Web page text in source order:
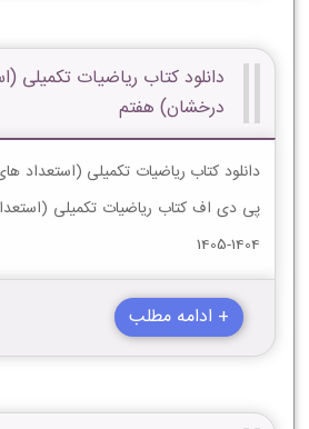
دانلود کتاب ریاضیات تکمیلی
درخشان) هفتم
دانلود کتاب ریاضیات تکمیلی (استعداد
پی دی اف کتاب ریاضیات تکمیلی
1404-1405
+ ادامه مطلب